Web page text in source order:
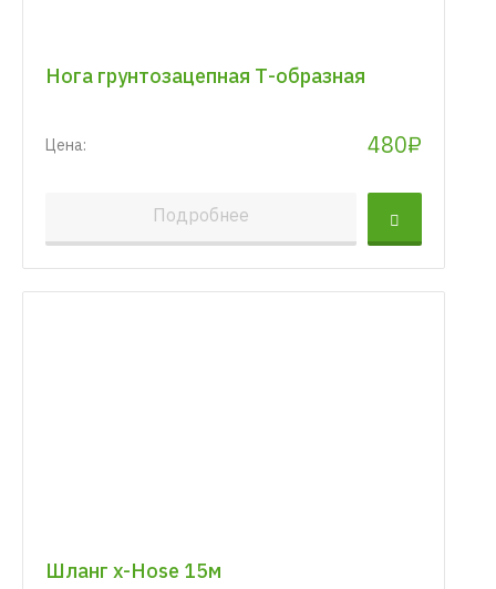
Нога грунтозацепная Т-образная
Цена: 480₽
Подробнее
Шланг x-Hose 15м